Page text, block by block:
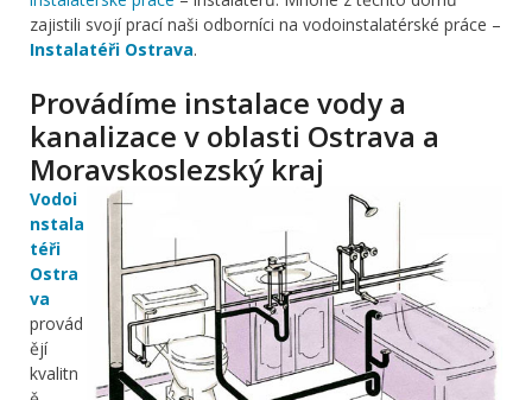
zajistili svojí prací naši odborníci na vodoinstalatérské práce –
Instalatéři Ostrava.
Provádíme instalace vody a
kanalizace v oblasti Ostrava a
Moravskoslezský kraj
Vodoi
nstala
téři
Ostra
va
provád
ějí
kvalitn